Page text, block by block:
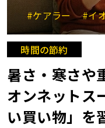
#ケアラー #イ
時間の節約
暑さ・寒さや
オンネットス
い買い物」を